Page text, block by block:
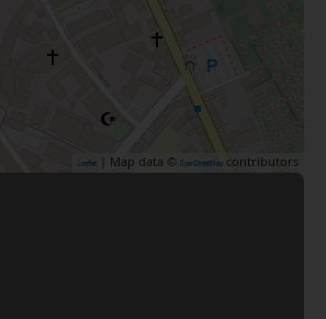
Leaflet | Map data © OpenStreetMap contributors